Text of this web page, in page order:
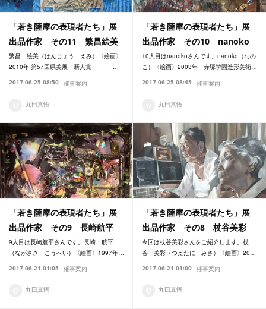
「若き薩摩の表現者たち」展
出品作家 その11 繁昌絵美
繁昌 絵美（はんじょう えみ）〈絵画〉
2010年 第57回県美展 新人賞 …
2017.06.25 08:50 催事案内
丸田真悟
「若き薩摩の表現者たち」展
出品作家 その10 nanoko
10人目はnanokoさんです。nanoko（なの
こ）〈絵画〉2003年 赤塚学園造形美術…
2017.06.25 08:45 催事案内
丸田真悟
「若き薩摩の表現者たち」展
出品作家 その9 長崎航平
9人目は長崎航平さんです。長崎 航平
（ながさき こうへい）〈絵画〉1997年…
2017.06.21 01:05 催事案内
丸田真悟
「若き薩摩の表現者たち」展
出品作家 その8 杖谷美彩
今回は杖谷美彩さんをご紹介します。杖
谷 美彩（つえたに みさ）〈絵画〉20…
2017.06.21 01:00 催事案内
丸田真悟